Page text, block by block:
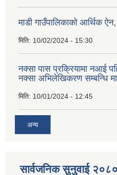
माडी गाउँपालिकाको आर्थिक
मिति: 10/02/2024 - 15:30
नक्सा पास प्रक्रियामा नआई
नक्सा अभिलेखिकरण सम्बन्धि
मिति: 10/01/2024 - 12:45
अन्य
सार्वजनिक सुनुवाई २०८०